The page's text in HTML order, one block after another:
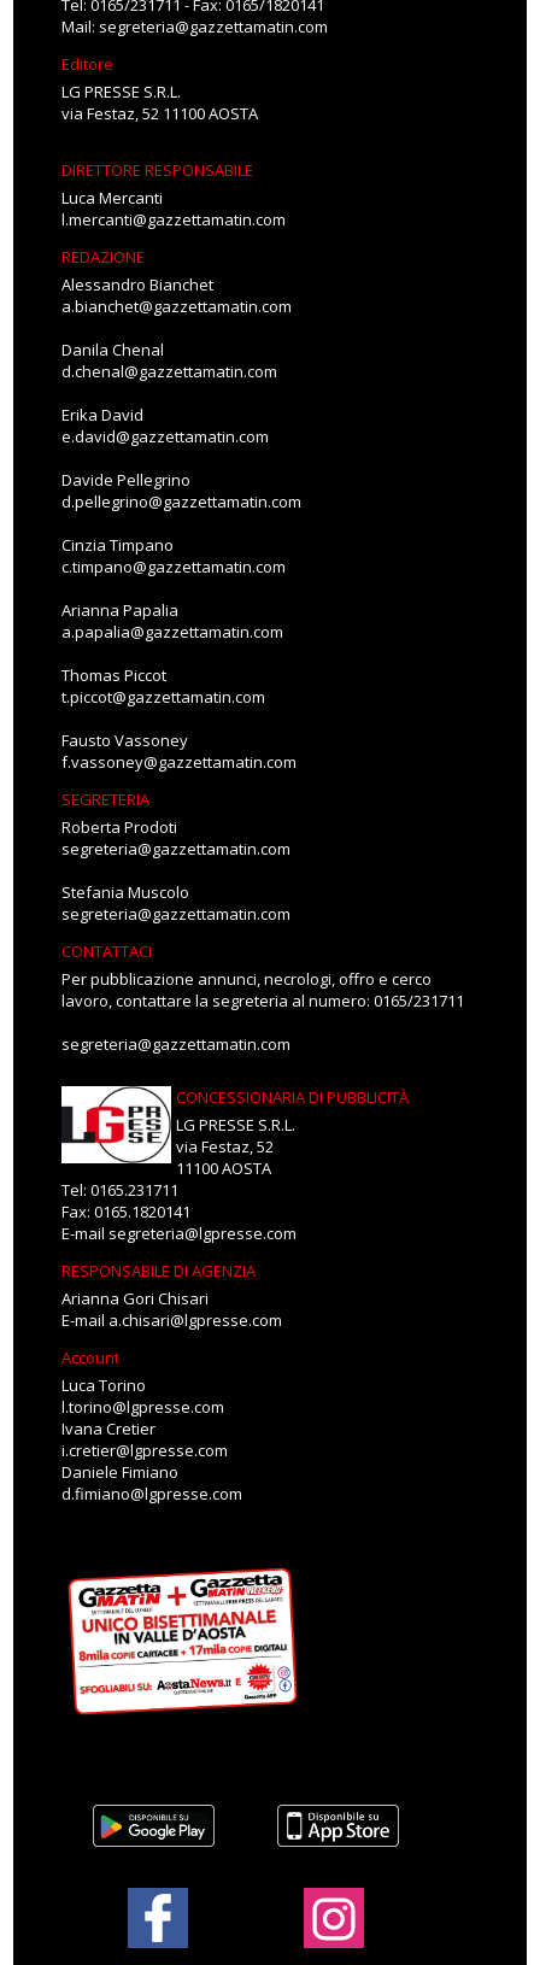
Tel: 0165/231711 - Fax: 0165/1820141
Mail: segreteria@gazzettamatin.com
Editore
LG PRESSE S.R.L.
via Festaz, 52 11100 AOSTA
DIRETTORE RESPONSABILE
Luca Mercanti
l.mercanti@gazzettamatin.com
REDAZIONE
Alessandro Bianchet
a.bianchet@gazzettamatin.com
Danila Chenal
d.chenal@gazzettamatin.com
Erika David
e.david@gazzettamatin.com
Davide Pellegrino
d.pellegrino@gazzettamatin.com
Cinzia Timpano
c.timpano@gazzettamatin.com
Arianna Papalia
a.papalia@gazzettamatin.com
Thomas Piccot
t.piccot@gazzettamatin.com
Fausto Vassoney
f.vassoney@gazzettamatin.com
SEGRETERIA
Roberta Prodoti
segreteria@gazzettamatin.com
Stefania Muscolo
segreteria@gazzettamatin.com
CONTATTACI
Per pubblicazione annunci, necrologi, offro e cerco
lavoro, contattare la segreteria al numero: 0165/231711
segreteria@gazzettamatin.com
CONCESSIONARIA DI PUBBLICITÀ
LG PRESSE S.R.L.
via Festaz, 52
11100 AOSTA
Tel: 0165.231711
Fax: 0165.1820141
E-mail segreteria@lgpresse.com
RESPONSABILE DI AGENZIA
Arianna Gori Chisari
E-mail a.chisari@lgpresse.com
Account
Luca Torino
l.torino@lgpresse.com
Ivana Cretier
i.cretier@lgpresse.com
Daniele Fimiano
d.fimiano@lgpresse.com